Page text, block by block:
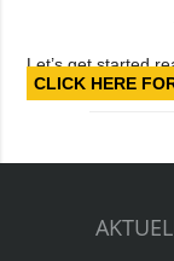
Let’s get started
CLICK HERE